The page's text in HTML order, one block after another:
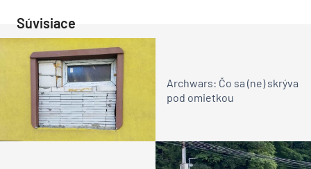
Súvisiace
Archwars: Čo sa (ne) skrýva
pod omietkou